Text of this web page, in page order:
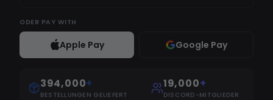
ODER PAY WITH
Apple Pay Google Pay
394,000+
BESTELLUNGEN GELIEFERT
19,000+
DISCORD-MITGLIEDER